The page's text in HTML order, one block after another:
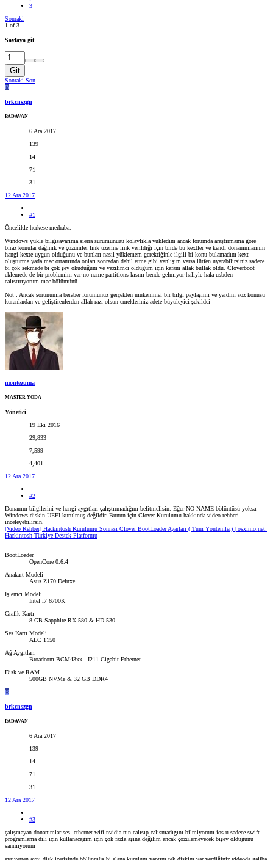
3
Sonraki
1 of 3
Sayfaya git
Git
Sonraki Son
B
brkcnszgn
PADAVAN
6 Ara 2017
139
14
71
31
12 Ara 2017
#1
Öncelikle herkese merhaba.
Windows yükle bilgisayarıma sierra sürümünüzü kolaylıkla yükledim ancak forumda araştırmama göre
biraz konular dağınık ve çözümler link üzerine link verildiği için birde bu kextler ve kendi donanımlarının
hangi kexte uygun olduğunu ve bunları nasıl yüklemem gerektiğinle ilgili bi konu bulamadım kext
oluşturma yada mac ortamında onları sonradan dahil etme gibi yanlışım varsa lütfen uyarabilirsiniz sadece
bi çok sekmede bi çok şey okuduğum ve yazılımcı olduğum için kafam allak bullak oldu. Cloverboot
eklemede de bir problemim var no name partitions kısmı bende gelmıyor haliyle hala usbden
calıstırıyorum mac bölümünü.
Not : Ancak sorunumla beraber forumunuz gerçekten mükemmel bir bilgi paylaşımı ve yardım söz konusu
kuranlardan ve geliştirenlerden allah razı olsun emekleriniz adete büyüleyici şekildei
montezuma
MASTER YODA
Yönetici
19 Eki 2016
29,833
7,599
4,401
12 Ara 2017
#2
Donanım bilgilerini ve hangi aygıtları çalıştırmadığını belitmelisin. Eğer NO NAME bölüntüsü yoksa
Windows diskin UEFI kurulmuş değildir. Bunun için Clover Kurulumu hakkında video rehberi
inceleyebilirsin.
[Video Rehber] Hackintosh Kurulumu Sonrası Clover BootLoader Ayarları ( Tüm Yöntemler) | osxinfo.net:
Hackintosh Türkiye Destek Platformu
BootLoader
OpenCore 0.6.4
Anakart Modeli
Asus Z170 Deluxe
İşlemci Modeli
Intel i7 6700K
Grafik Kartı
8 GB Sapphire RX 580 & HD 530
Ses Kartı Modeli
ALC 1150
Ağ Aygıtları
Broadcom BCM43xx - I211 Gigabit Ethernet
Disk ve RAM
500GB NVMe & 32 GB DDR4
B
brkcnszgn
PADAVAN
6 Ara 2017
139
14
71
31
12 Ara 2017
#3
çalışmayan donanımlar ses- ethernet-wifi-nvidia nın calısıp calısmadıgını bilmiyorum ios u sadece swift
programlama dili için kullanacagım için çok fazla aşina değilim ancak çözülemeyecek bişey oldugunu
sanmıyorum